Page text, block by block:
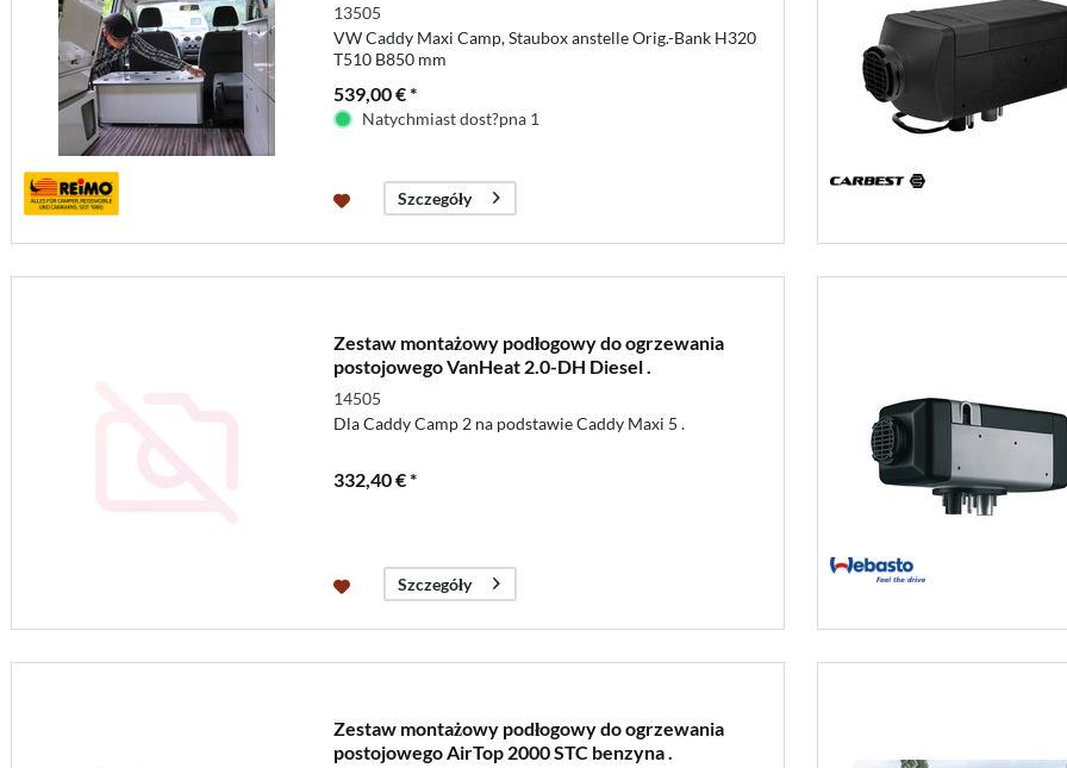
13505
VW Caddy Maxi Camp, Staubox anstelle Orig.-Bank H320
T510 B850 mm
539,00 € *
Natychmiast dost?pna 1
Szczegóły
Zestaw montażowy podłogowy do ogrzewania
postojowego VanHeat 2.0-DH Diesel .
14505
Dla Caddy Camp 2 na podstawie Caddy Maxi 5 .
332,40 € *
Szczegóły
Zestaw montażowy podłogowy do ogrzewania
postojowego AirTop 2000 STC benzyna .